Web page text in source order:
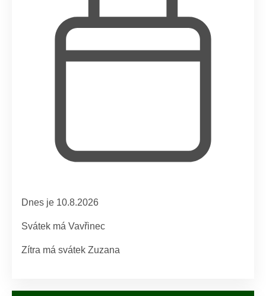
Dnes je 10.8.2026
Svátek má Vavřinec
Zítra má svátek Zuzana